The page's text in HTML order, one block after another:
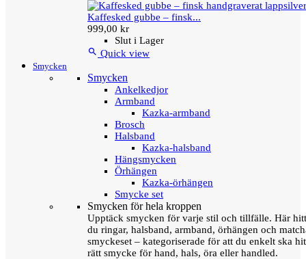
Kaffesked gubbe – finsk...
999,00 kr
Slut i Lager
 Quick view
Smycken
Smycken
Ankelkedjor
Armband
Kazka-armband
Brosch
Halsband
Kazka-halsband
Hängsmycken
Örhängen
Kazka-örhängen
Smycke set
Smycken för hela kroppen
Upptäck smycken för varje stil och tillfälle. Här
du ringar, halsband, armband, örhängen och
smyckeset – kategoriserade för att du enkelt ska
rätt smycke för hand, hals, öra eller handled.